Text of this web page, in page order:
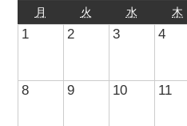
月 火 水 木
1 2 3 4
8 9 10 11